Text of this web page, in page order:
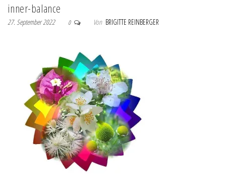
inner-balance
27. September 2022 0 Von BRIGITTE REINBERGER